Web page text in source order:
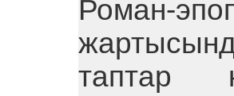
Роман-
таптар